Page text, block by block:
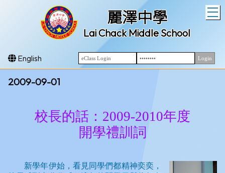
麗澤中學
Lai Chack Middle School
English
2009-09-01